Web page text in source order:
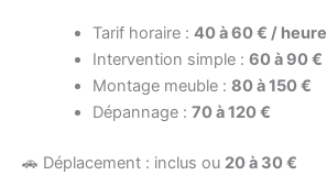
Tarif horaire : 40 à 60 € / heure
Intervention simple : 60 à 90 €
Montage meuble : 80 à 150 €
Dépannage : 70 à 120 €
🚗 Déplacement : inclus ou 20 à 30 €